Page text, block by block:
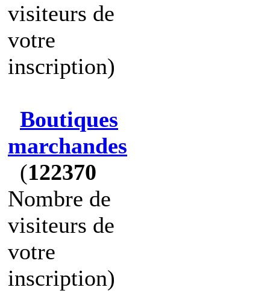
visiteurs de
votre
inscription)
Boutiques
marchandes
(122370
Nombre de
visiteurs de
votre
inscription)